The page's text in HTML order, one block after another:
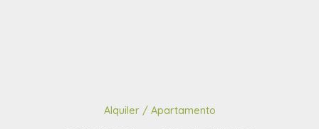
Alquiler / Apartamento